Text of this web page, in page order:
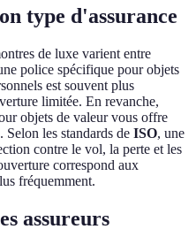
type d'assurance
de luxe varient entre
police spécifique pour objets
est souvent plus
limitée. En revanche,
objets de valeur vous offre
Selon les standards de ISO, une
contre le vol, la perte et les
correspond aux
fréquemment.
assureurs